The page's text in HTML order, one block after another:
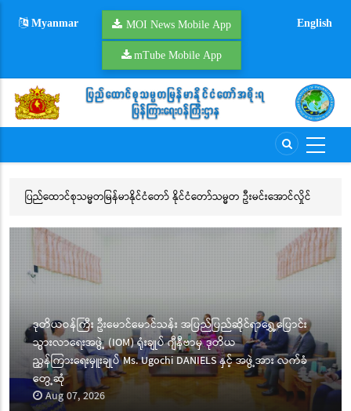
Myanmar MOI News Mobile App
mTube Mobile App
English
ပြည်ထောင်စုသမ္မတမြန်မာနိုင်ငံတော် နိုင်ငံတော်သမ္မတ ဦးမင်းအောင်လှိုင်
Emerald Buddha) သို့ သွားရောက်ဖူးမြော်ကြည်ညို
ဒုတိယဝန်ကြီး ဦးမောင်မောင်သန်း အပြည်ပြည်ဆိုင်ရာရွှေ့ပြောင်း
သွားလာရေးအဖွဲ့ (IOM) ရုံးချုပ် ဂျီနီဗာမှ ဒုတိယ
ညွှန်ကြားရေးမှူးချုပ် Ms. Ugochi DANIELS နှင့် အဖွဲ့အား လက်ခံ
တွေ့ဆုံ
Aug 07, 2026